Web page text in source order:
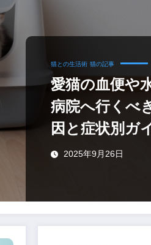
猫との生活術 猫の記事
愛猫の血便や
病院へ行くべ
因と症状別ガ
2025年9月26日